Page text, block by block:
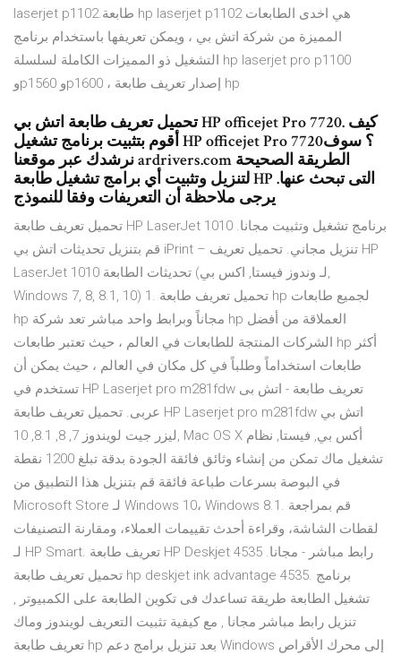
laserjet p1102.طابعة hp laserjet p1102 هي اخدى الطابعات
المميزة من شركة اتش بي ، ويمكن تعريفها باستخدام برنامج
التشغيل ذو المميزات الكاملة لسلسلة hp laserjet pro p1100
وp1560 وp1600 ، إصدار تعريف طابعة hp
تحميل تعريف طابعة اتش بي HP officejet Pro 7720. كيف
أقوم بتثبيت برنامج تشغيل HP officejet Pro 7720؟ سوف
نرشدك عبر موقعنا ardrivers.com الطريقة الصحيحة
لتنزيل وتثبيت أي برامج تشغيل طابعة HP التى تبحث عنها.
يرجى ملاحظة أن التعريفات وفقا للنموذج
تحميل تعريف طابعة HP LaserJet 1010 برنامج تشغيل وتثبيت مجانا.
قم بتنزيل تحديثات اتش بي iPrint – تنزيل مجاني. تحميل تعريف HP
LaserJet 1010 تحديثات الطابعة (لـ وندوز فيستا, اكس بي,
Windows 7, 8, 8.1, 10) 1. تحميل تعريف طابعة hp لجميع طابعات
hp مجاناً وبرابط واحد مباشر تعد شركة hp العملاقة من أفضل
الشركات المنتجة للطابعات في العالم ، حيث تعتبر طابعات hp أكثر
طابعات استخداماً وطلباً في كل مكان في العالم ، حيث يمكن أن
تستخدم في HP Laserjet pro m281fdw تعريف طابعة - اتش بى
عربى. تحميل تعريف طابعة HP Laserjet pro m281fdw اتش بي
ليزر جيت لويندوز 7, 8, 8.1, 10, Mac OS X أكس بي, فيستا, نظام
تشغيل ماك تمكن من إنشاء وثائق فائقة الجودة بدقة تبلغ 1200 نقطة
في البوصة بسرعات طباعة فائقة قم بتنزيل هذا التطبيق من
Microsoft Store لـ Windows 10، Windows 8.1. قم بمراجعة
لقطات الشاشة، وقراءة أحدث تقييمات العملاء، ومقارنة التصنيفات
لـ HP Smart. تعريف طابعة HP Deskjet 4535 رابط مباشر - مجانا.
تحميل تعريف طابعة hp deskjet ink advantage 4535. برنامج
تشغيل الطابعة طريقة تساعدك فى تكوين الطابعة على الكمبيوتر ,
تنزيل رابط مباشر مجانا , مع كيفية تثبيت التعريف لويندوز وماك
تعريف طابعة hp بعد تنزيل برامج دعم Windows إلى محرك الأقراص